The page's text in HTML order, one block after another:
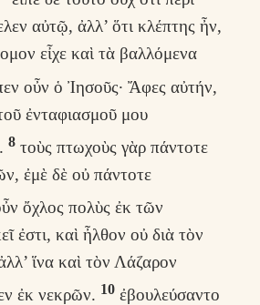
αὐτῷ, ἀλλ’ ὅτι κλέπτης ἦν,
εἶχε καὶ τὰ βαλλόμενα
οὖν ὁ Ἰησοῦς· Ἄφες αὐτήν,
ἐνταφιασμοῦ μου
8 τοὺς πτωχοὺς γὰρ πάντοτε
ἐμὲ δὲ οὐ πάντοτε
ὄχλος πολὺς ἐκ τῶν
ἐστι, καὶ ἦλθον οὐ διὰ τὸν
ἵνα καὶ τὸν Λάζαρον
ἐκ νεκρῶν. 10 ἐβουλεύσαντο